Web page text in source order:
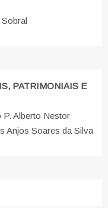
PATRIMONIAIS E
Alberto Nestor
Anjos Soares da Silva